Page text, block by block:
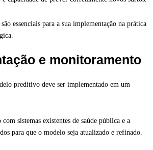
essenciais para a sua implementação na prática
e monitoramento
preditivo deve ser implementado em um
sistemas existentes de saúde pública e a
para que o modelo seja atualizado e refinado.